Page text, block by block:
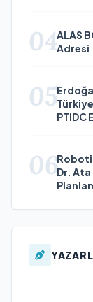
04ALAS
Adresi
05
PTIDC
06Dr. Ata